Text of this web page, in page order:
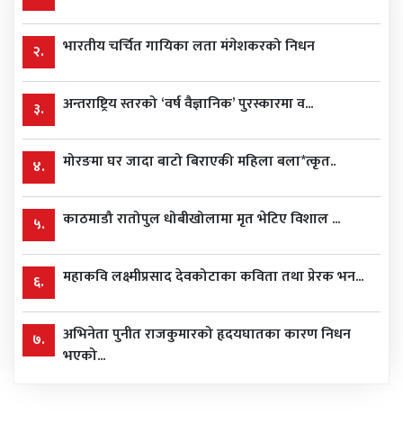
२. भारतीय चर्चित गायिका लता मंगेशकरको निधन
३. अन्तराष्ट्रिय स्तरको ‘वर्ष वैज्ञानिक’ पुरस्कारमा व...
४. मोरङमा घर जादा बाटो बिराएकी महिला बला*त्कृत..
५. काठमाडौ रातोपुल धोबीखोलामा मृत भेटिए विशाल ...
६. महाकवि लक्ष्मीप्रसाद देवकोटाका कविता तथा प्रेरक भन...
७.
अभिनेता पुनीत राजकुमारको हृदयघातका कारण निधन
भएको...